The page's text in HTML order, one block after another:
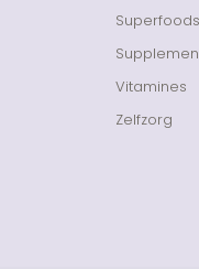
Superfoods
Vitamines
Zelfzorg